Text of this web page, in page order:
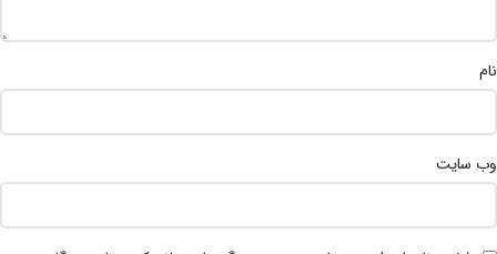
نام
وب‌ سایت